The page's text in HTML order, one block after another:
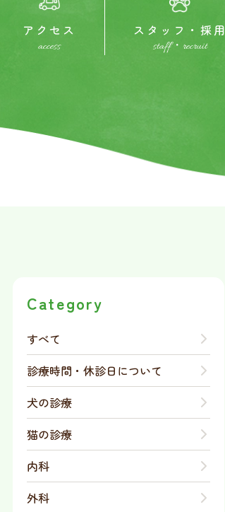
アクセス
access
スタッフ・採用
staff・recruit
Category
すべて
診療時間・休診日について
犬の診療
猫の診療
内科
外科